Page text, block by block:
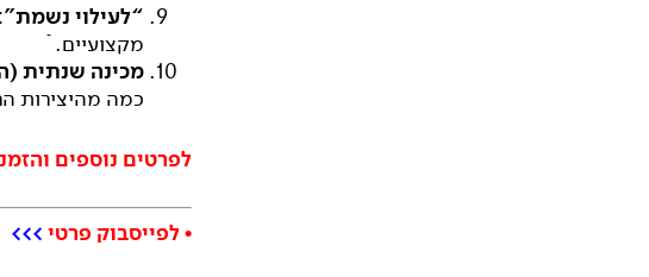
“לעילוי נשמת
מקצועיים. ֿ
מכינה שנתית
כמה מהיצירות
לפרטים נוספים והזמנות:
• לפייסבוק פרטי >>>